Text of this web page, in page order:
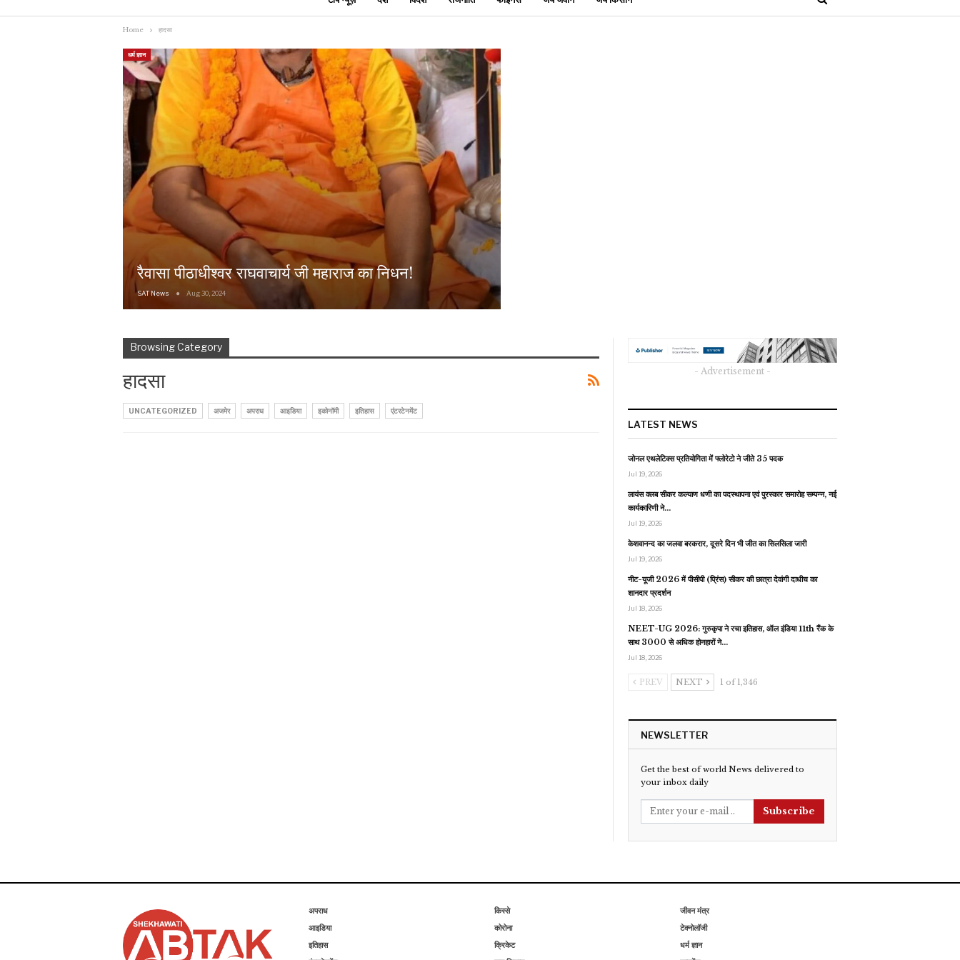
Home हादसा
धर्म ज्ञान
रैवासा पीठाधीश्वर राघवाचार्य जी महाराज का निधन!
SAT News Aug 30, 2024
Browsing Category
हादसा
UNCATEGORIZED अजमेर अपराध आइडिया इकोनॉमी इतिहास एंटरटेनमेंट
- Advertisement -
LATEST NEWS
जोनल एथलेटिक्स प्रतियोगिता में फ्लोरेटो ने जीते 35 पदक
Jul 19, 2026
लायंस क्लब सीकर कल्याण धणी का पदस्थापना एवं पुरस्कार समारोह सम्पन्न, नई
कार्यकारिणी ने…
Jul 19, 2026
केशवानन्द का जलवा बरकरार, दूसरे दिन भी जीत का सिलसिला जारी
Jul 19, 2026
नीट-यूजी 2026 में पीसीपी (प्रिंस) सीकर की छात्रा देवांगी दाधीच का
शानदार प्रदर्शन
Jul 18, 2026
NEET-UG 2026: गुरुकृपा ने रचा इतिहास, ऑल इंडिया 11th रैंक के
साथ 3000 से अधिक होनहारों ने…
Jul 18, 2026
PREV NEXT 1 of 1,346
NEWSLETTER
Get the best of world News delivered to
your inbox daily
Subscribe
अपराध
आइडिया
इतिहास
किस्से
कोरोना
क्रिकेट
जीवन मंत्र
टेक्नोलॉजी
धर्म ज्ञान